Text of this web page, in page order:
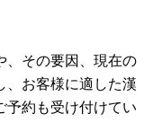
、その要因、現在の
、お客様に適した漢
予約も受け付けてい